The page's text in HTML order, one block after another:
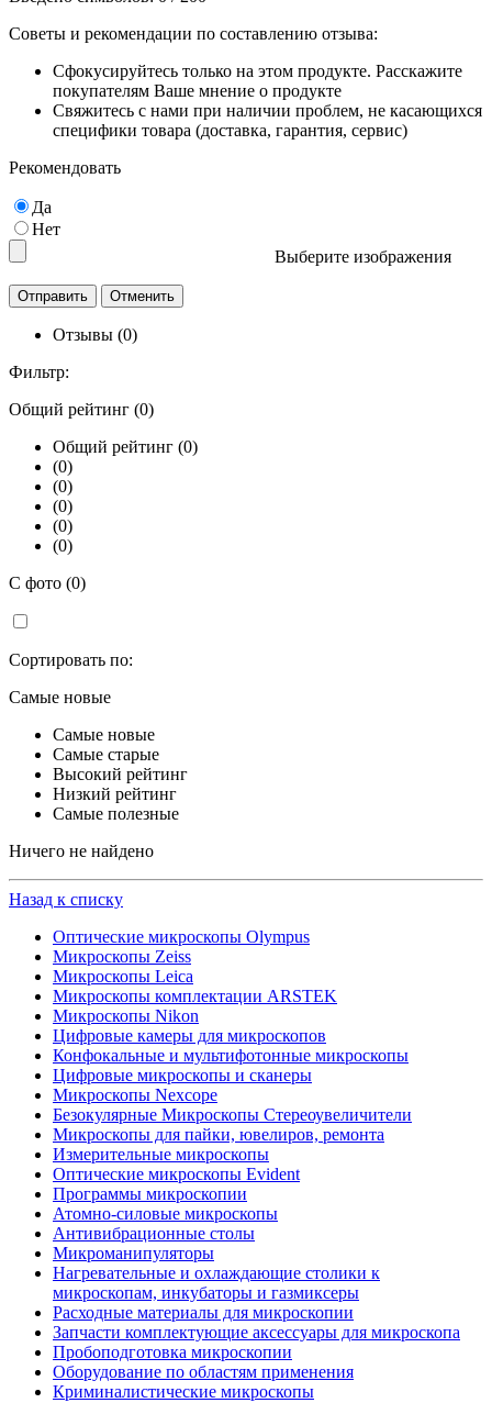
Советы и рекомендации по составлению отзыва:
Сфокусируйтесь только на этом продукте. Расскажите
покупателям Ваше мнение о продукте
Свяжитесь с нами при наличии проблем, не касающихся
специфики товара (доставка, гарантия, сервис)
Рекомендовать
Да
Нет
Выберите изображения
Отзывы (0)
Фильтр:
Общий рейтинг (0)
Общий рейтинг (0)
(0)
(0)
(0)
(0)
(0)
С фото (0)
Сортировать по:
Самые новые
Самые новые
Самые старые
Высокий рейтинг
Низкий рейтинг
Самые полезные
Ничего не найдено
Назад к списку
Оптические микроскопы Olympus
Микроскопы Zeiss
Микроскопы Leica
Микроскопы комплектации ARSTEK
Микроскопы Nikon
Цифровые камеры для микроскопов
Конфокальные и мультифотонные микроскопы
Цифровые микроскопы и сканеры
Микроскопы Nexcope
Безокулярные Микроскопы Стереоувеличители
Микроскопы для пайки, ювелиров, ремонта
Измерительные микроскопы
Оптические микроскопы Evident
Программы микроскопии
Атомно-силовые микроскопы
Антивибрационные столы
Микроманипуляторы
Нагревательные и охлаждающие столики к
микроскопам, инкубаторы и газмиксеры
Расходные материалы для микроскопии
Запчасти комплектующие аксессуары для микроскопа
Пробоподготовка микроскопии
Оборудование по областям применения
Криминалистические микроскопы